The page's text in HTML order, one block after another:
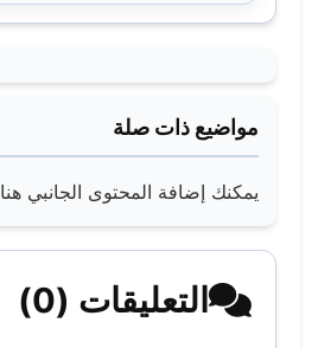
مواضيع ذات صلة
يمكنك إضافة المحتوى الجانبي هنا
التعليقات (0)